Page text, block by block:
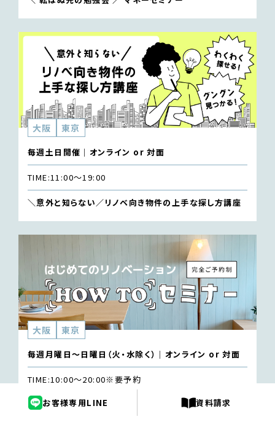
大阪 東京
毎週土日開催｜オンライン or 対面
TIME:11:00〜19:00
＼意外と知らない／リノベ向き物件の上手な探し方講座
大阪 東京
毎週月曜日〜日曜日（火・水除く）｜オンライン or 対面
TIME:10:00〜20:00※要予約
はじめてのリノベーション “HOW TO” セミナー
お客様専用LINE 資料請求